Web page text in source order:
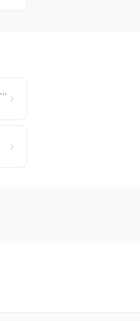
SPIELZEUG, SPIELE, UNTERHALTUNGSARTIKEL UND SPORTGERÄTE; TEILE DAVON UND ZUBEHÖR